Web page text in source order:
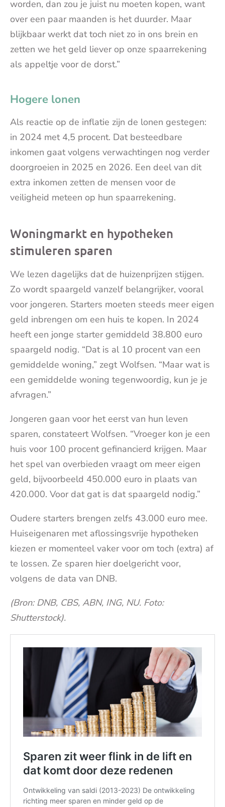
worden, dan zou je juist nu moeten kopen, want
over een paar maanden is het duurder. Maar
blijkbaar werkt dat toch niet zo in ons brein en
zetten we het geld liever op onze spaarrekening
als appeltje voor de dorst.”
Hogere lonen
Als reactie op de inflatie zijn de lonen gestegen:
in 2024 met 4,5 procent. Dat besteedbare
inkomen gaat volgens verwachtingen nog verder
doorgroeien in 2025 en 2026. Een deel van dit
extra inkomen zetten de mensen voor de
veiligheid meteen op hun spaarrekening.
Woningmarkt en hypotheken
stimuleren sparen
We lezen dagelijks dat de huizenprijzen stijgen.
Zo wordt spaargeld vanzelf belangrijker, vooral
voor jongeren. Starters moeten steeds meer eigen
geld inbrengen om een huis te kopen. In 2024
heeft een jonge starter gemiddeld 38.800 euro
spaargeld nodig. “Dat is al 10 procent van een
gemiddelde woning,” zegt Wolfsen. “Maar wat is
een gemiddelde woning tegenwoordig, kun je je
afvragen.”
Jongeren gaan voor het eerst van hun leven
sparen, constateert Wolfsen. “Vroeger kon je een
huis voor 100 procent gefinancierd krijgen. Maar
het spel van overbieden vraagt om meer eigen
geld, bijvoorbeeld 450.000 euro in plaats van
420.000. Voor dat gat is dat spaargeld nodig.”
Oudere starters brengen zelfs 43.000 euro mee.
Huiseigenaren met aflossingsvrije hypotheken
kiezen er momenteel vaker voor om toch (extra) af
te lossen. Ze sparen hier doelgericht voor,
volgens de data van DNB.
(Bron: DNB, CBS, ABN, ING, NU. Foto:
Shutterstock).